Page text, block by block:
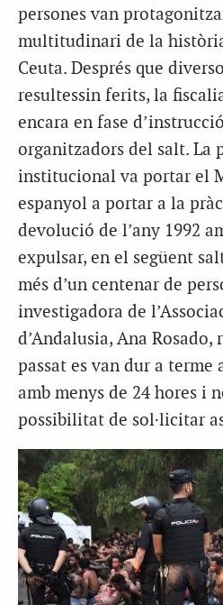
persones van
multitudinari de la
Ceuta. Després que
resultessin ferits, la
encara en fase
organitzadors del salt. La
institucional va portar el
espanyol a portar a la
devolució de l’any 1992
expulsar, en el següent
més d’un centenar de
investigadora de
d’Andalusia, Ana Rosado,
passat es van dur a terme
amb menys de 24 hores i
possibilitat de sol·licitar